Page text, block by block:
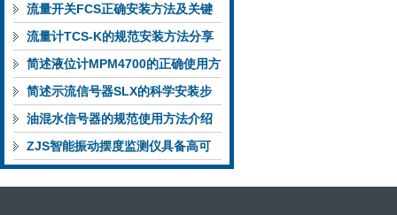
护保养方法大汇总
流量开关FCS正确安装方法及关键
要点专业分享
流量计TCS-K的规范安装方法分享
简述液位计MPM4700的正确使用方
法
简述示流信号器SLX的科学安装步
骤
油混水信号器的规范使用方法介绍
ZJS智能振动摆度监测仪具备高可
靠性与自诊断能力